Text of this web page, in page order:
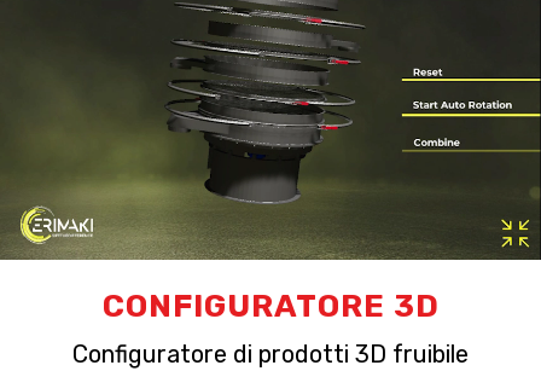
CONFIGURATORE 3D
Configuratore di prodotti 3D fruibile